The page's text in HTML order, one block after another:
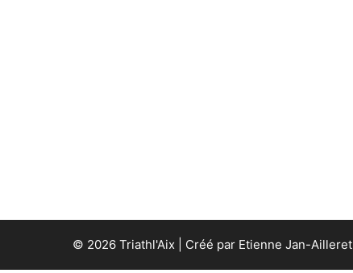
© 2026 Triathl'Aix | Créé par Etienne Jan-Ailleret